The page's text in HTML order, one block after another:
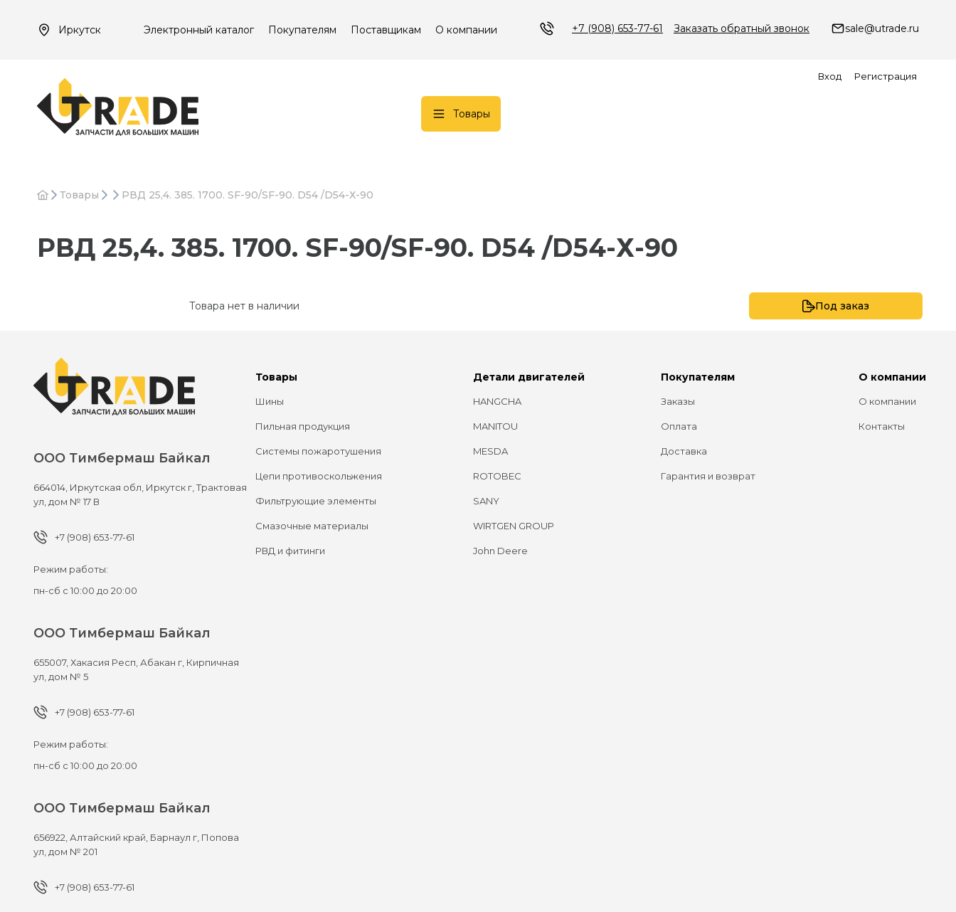
Иркутск Электронный каталог Покупателям Поставщикам О компании +7 (908) 653-77-61 Заказать обратный звонок sale@utrade.ru
Вход Регистрация
Товары
Товары РВД 25,4. 385. 1700. SF-90/SF-90. D54 /D54-Х-90
РВД 25,4. 385. 1700. SF-90/SF-90. D54 /D54-Х-90
Товара нет в наличии Под заказ
ООО Тимбермаш Байкал
664014, Иркутская обл, Иркутск г,Трактовая
ул, дом № 17 В
+7 (908) 653-77-61
Режим работы:
пн-сб с 10:00 до 20:00
ООО Тимбермаш Байкал
655007,Хакасия Респ, Абакан г, Кирпичная
ул, дом № 5
+7 (908) 653-77-61
Режим работы:
пн-сб с 10:00 до 20:00
ООО Тимбермаш Байкал
656922, Алтайский край, Барнаул г, Попова
ул, дом № 201
+7 (908) 653-77-61
Товары
Шины
Пильная продукция
Системы пожаротушения
Цепи противоскольжения
Фильтрующие элементы
Смазочные материалы
РВД и фитинги
Детали двигателей
HANGCHA
MANITOU
MESDA
ROTOBEC
SANY
WIRTGEN GROUP
John Deere
Покупателям
Заказы
Оплата
Доставка
Гарантия и возврат
О компании
О компании
Контакты